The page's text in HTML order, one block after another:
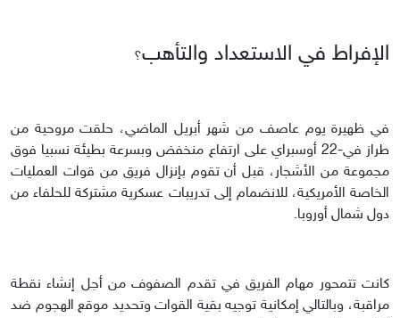
الإفراط في الاستعداد والتأهب؟
في ظهيرة يوم عاصف من شهر أبريل الماضي، حلقت مروحية من
طراز في-22 أوسبراي على ارتفاع منخفض وبسرعة بطيئة نسبيا فوق
مجموعة من الأشجار، قبل أن تقوم بإنزال فريق من قوات العمليات
الخاصة الأمريكية، للانضمام إلى تدريبات عسكرية مشتركة للحلفاء من
دول شمال أوروبا.
كانت تتمحور مهام الفريق في تقدم الصفوف من أجل إنشاء نقطة
مراقبة، وبالتالي إمكانية توجيه بقية القوات وتحديد موقع الهجوم ضد